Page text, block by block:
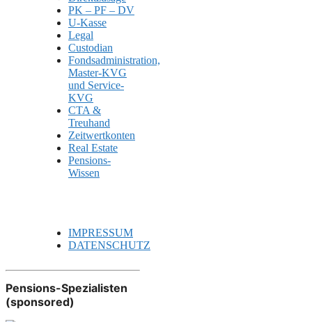
PK – PF – DV
U-Kasse
Legal
Custodian
Fondsadministration,
Master-KVG
und Service-
KVG
CTA &
Treuhand
Zeitwertkonten
Real Estate
Pensions-
Wissen
IMPRESSUM
DATENSCHUTZ
Pensions-Spezialisten
(sponsored)